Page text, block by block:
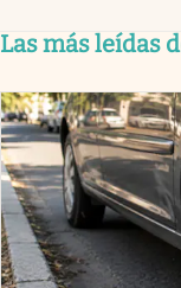
Las más leídas